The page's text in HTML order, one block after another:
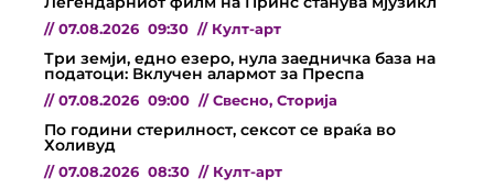
// 07.08.2026 09:30 // Култ-арт
Три земји, едно езеро, нула заедничка база на
податоци: Вклучен алармот за Преспа
// 07.08.2026 09:00 // Свесно, Сторија
По години стерилност, сексот се враќа во
Холивуд
// 07.08.2026 08:30 // Култ-арт